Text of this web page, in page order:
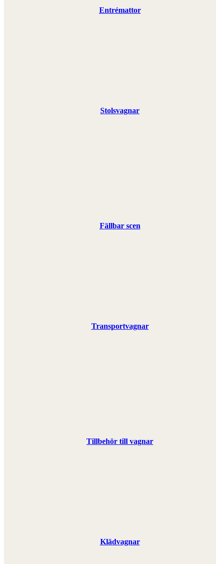
Entrémattor
Stolsvagnar
Fällbar scen
Transportvagnar
Tillbehör till vagnar
Klädvagnar